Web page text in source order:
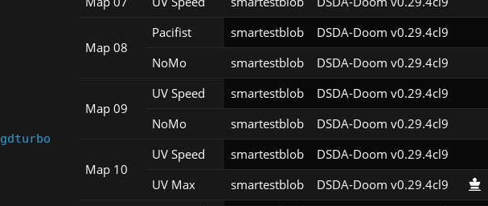
gdturbo
Map 08
Pacifist smartestblob DSDA-Doom v0.29.4cl9
NoMo smartestblob DSDA-Doom v0.29.4cl9
Map 09
UV Speed smartestblob DSDA-Doom v0.29.4cl9
NoMo smartestblob DSDA-Doom v0.29.4cl9
Map 10
UV Speed smartestblob DSDA-Doom v0.29.4cl9
UV Max smartestblob DSDA-Doom v0.29.4cl9